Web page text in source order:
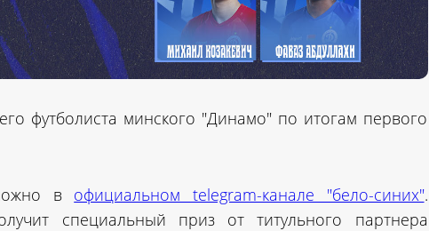
футболиста минского "Динамо" по итогам первого
в официальном telegram-канале "бело-синих".
специальный приз от титульного партнера